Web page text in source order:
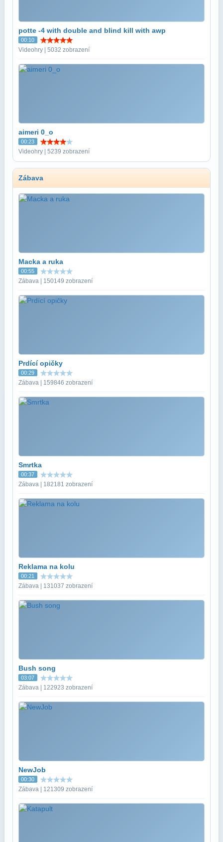
potte -4 with double and blind kill with awp
00:10
Videohry | 5032 zobrazení
aimeri 0_o
00:23
Videohry | 5239 zobrazení
Zábava
Macka a ruka
00:55
Zábava | 150149 zobrazení
Prdící opičky
00:29
Zábava | 159846 zobrazení
Smrtka
00:37
Zábava | 182181 zobrazení
Reklama na kolu
00:21
Zábava | 131037 zobrazení
Bush song
03:07
Zábava | 122923 zobrazení
NewJob
00:30
Zábava | 121309 zobrazení